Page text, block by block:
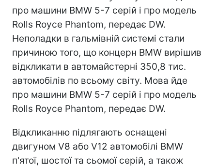
про машини BMW 5-7 серій і про модель
Rolls Royce Phantom, передає DW.
Неполадки в гальмівній системі стали
причиною того, що концерн BMW вирішив
відкликати в автомайстерні 350,8 тис.
автомобілів по всьому світу. Мова йде
про машини BMW 5-7 серій і про модель
Rolls Royce Phantom, передає DW.
Відкликанню підлягають оснащені
двигуном V8 або V12 автомобілі BMW
п'ятої, шостої та сьомої серій, а також